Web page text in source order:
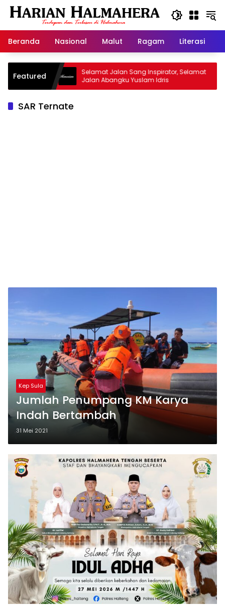
Langsung
Beranda
Nasional Malut Ragam Literasi
Featured
Selamat Jalan Sang Inspirator, Selamat
Jalan Abangku Yuslam Idris
SAR Ternate
Kep Sula
Jumlah Penumpang KM Karya
Indah Bertambah
31 Mei 2021